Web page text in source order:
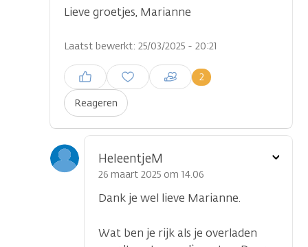
Lieve groetjes, Marianne
Laatst bewerkt: 25/03/2025 - 20:21
Reageren
2
Inloggen om een reactie te
plaatsen
HeleentjeM
26 maart 2025 om 14.06
Dank je wel lieve Marianne.
Wat ben je rijk als je overladen
Toon